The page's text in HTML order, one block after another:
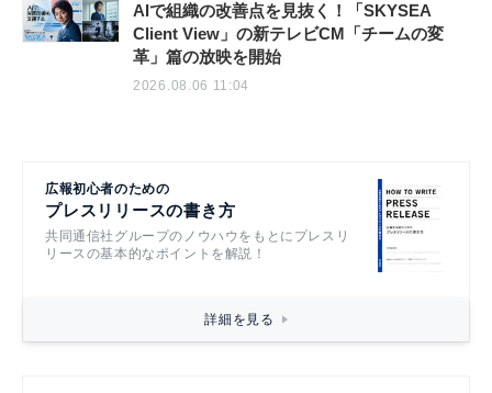
AIで組織の改善点を見抜く！「SKYSEA
Client View」の新テレビCM「チームの変
革」篇の放映を開始
2026.08.06 11:04
広報初心者のための
プレスリリースの書き方
共同通信社グループのノウハウをもとにプレスリ
リースの基本的なポイントを解説！
詳細を見る